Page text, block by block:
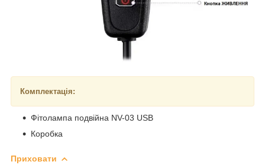
Комплектація:
Фітолампа подвійна NV-03 USB
Коробка
Приховати